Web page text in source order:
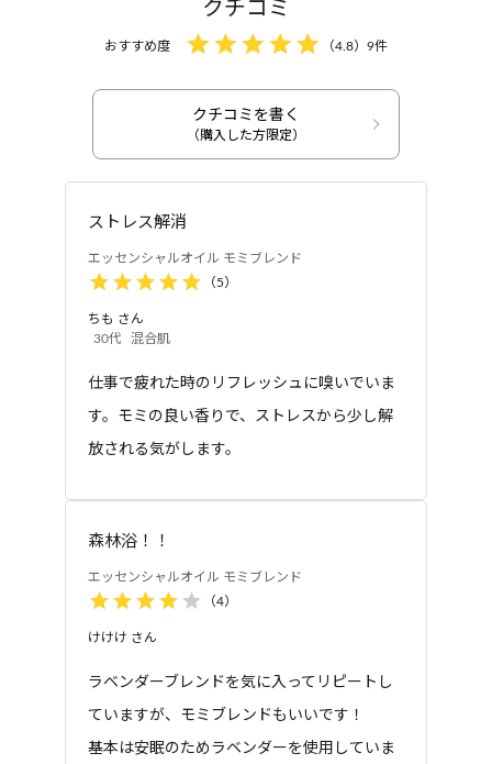
エッセンシャルオイル
モミブレンド（森林
アロマオイル
エッセンシャルオイル
和ハッカブレンド（リ
アロマオイル
エッセンシャルオイル
クチコミ
おすすめ度 （4.8） 9件
クチコミを書く
（購入した方限定）
ストレス解消
エッセンシャルオイル モミブレンド
（5）
ちも さん
30代
混合肌
仕事で疲れた時のリフレッシュに嗅いでいま
す。モミの良い香りで、ストレスから少し解
放される気がします。
森林浴！！
エッセンシャルオイル モミブレンド
（4）
けけけ さん
ラベンダーブレンドを気に入ってリピートし
ていますが、モミブレンドもいいです！
基本は安眠のためラベンダーを使用していま